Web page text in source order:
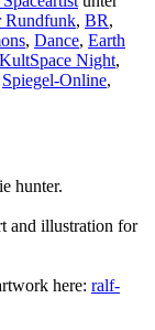
Rundfunk, BR,
, Dance, Earth
KultSpace Night,
Spiegel-Online,
hunter.
and illustration for
here: ralf-